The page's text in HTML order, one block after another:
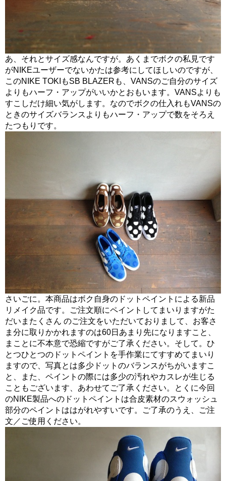
あ、それとサイズ感なんですが。あくまでボクの私見です
がNIKEユーザーでないかたは参考にしてほしいのですが、
このNIKE TOKIもSB BLAZERも、VANSのご自分のサイズ
よりもハーフ・アップがいいかとおもいます。VANSよりも
すこしだけ細い気がします。なのでボクの仕入れもVANSの
ときのサイズバランスよりもハーフ・アップで数をそろえ
たつもりです。
さいごに。本商品はボク自身のドットペイントによる新品
リメイク品です。ご注文順にペイントしてまいりますがた
だいまたくさん のご注文をいただいておりまして、お客さ
ま分に取りかかれますのは60日あまり先になりますこと、
まことに不本意で恐縮ですがご了承ください。そして。ひ
とつひとつのドットペイントを手作業にてすすめてまいり
ますので、写真とは多少ドットのバランスがちがいますこ
と、また、ペイントの際には多少の汚れやカスレが生じる
こともございます、あわせてご了承ください。とくに今回
のNIKE製品へのドットペイントは合皮素材のスウォッシュ
部分のペイントははがれやすいです。ご了承のうえ、ご注
文／ご使用ください。